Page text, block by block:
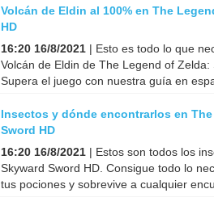
Volcán de Eldin al 100% en The
HD
16:20 16/8/2021 | Esto es todo lo que
Volcán de Eldin de The Legend of
Supera el juego con nuestra guía en
Insectos y dónde encontrarlos en
Sword HD
16:20 16/8/2021 | Estos son todos los
Skyward Sword HD. Consigue todo lo
tus pociones y sobrevive a cualquier